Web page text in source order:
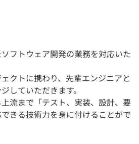
フトウェア開発の業務を対応いた
クトに携わり、先輩エンジニアと
していただきます。
流まで「テスト、実装、設計、要
きる技術力を身に付けることがで